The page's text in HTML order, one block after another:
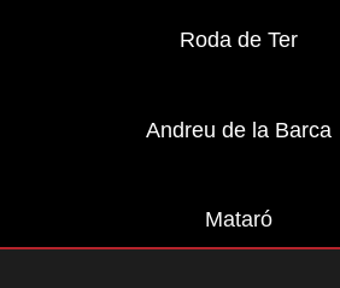
Roda de Ter
Andreu de la Barca
Mataró